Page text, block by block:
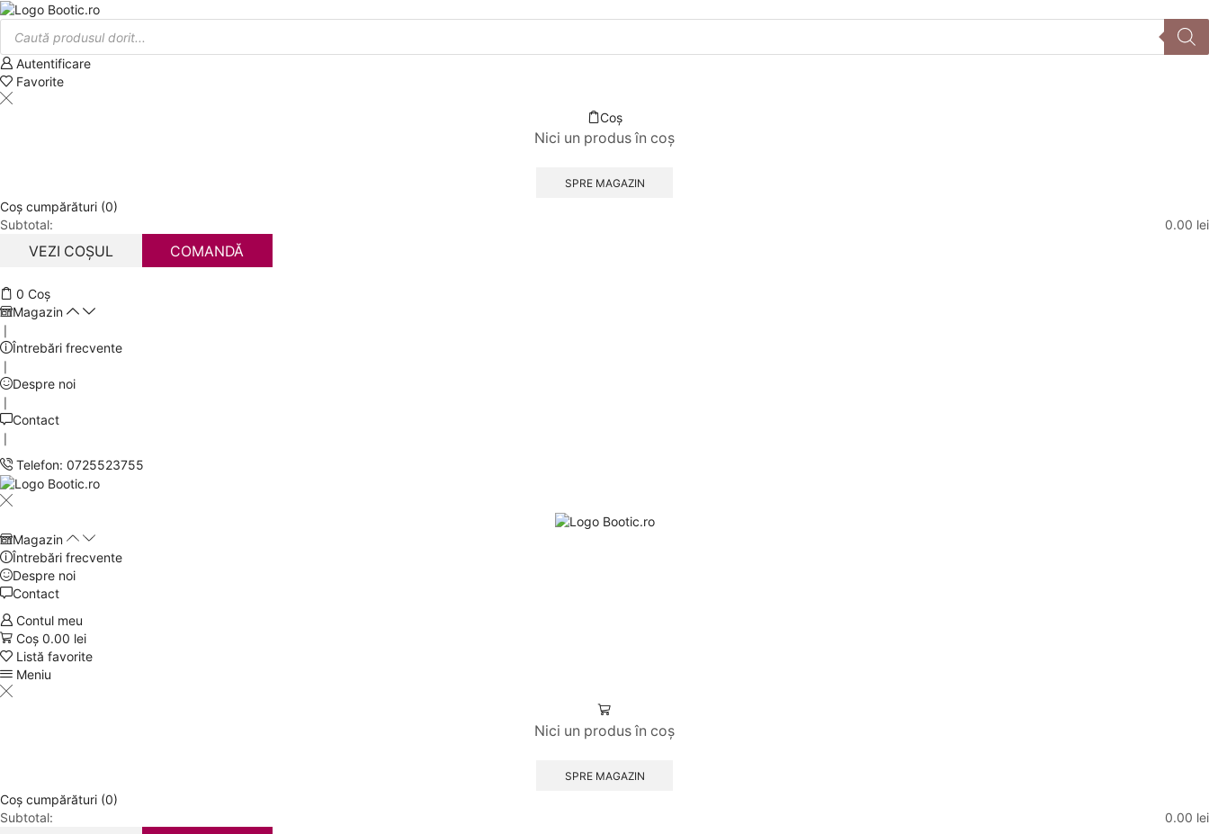
Products
search
Autentificare
Favorite
Coș
Nici un produs în coș
SPRE MAGAZIN
Coș cumpărături (0)
Subtotal:
0.00 lei
VEZI COȘUL COMANDĂ
0 Coș
Magazin
❘
Întrebări frecvente
❘
Despre noi
❘
Contact
❘
Telefon: 0725523755
Magazin
Întrebări frecvente
Despre noi
Contact
Contul meu
Coș 0.00 lei
Listă favorite
Meniu
Nici un produs în coș
SPRE MAGAZIN
Coș cumpărături (0)
Subtotal:
0.00 lei